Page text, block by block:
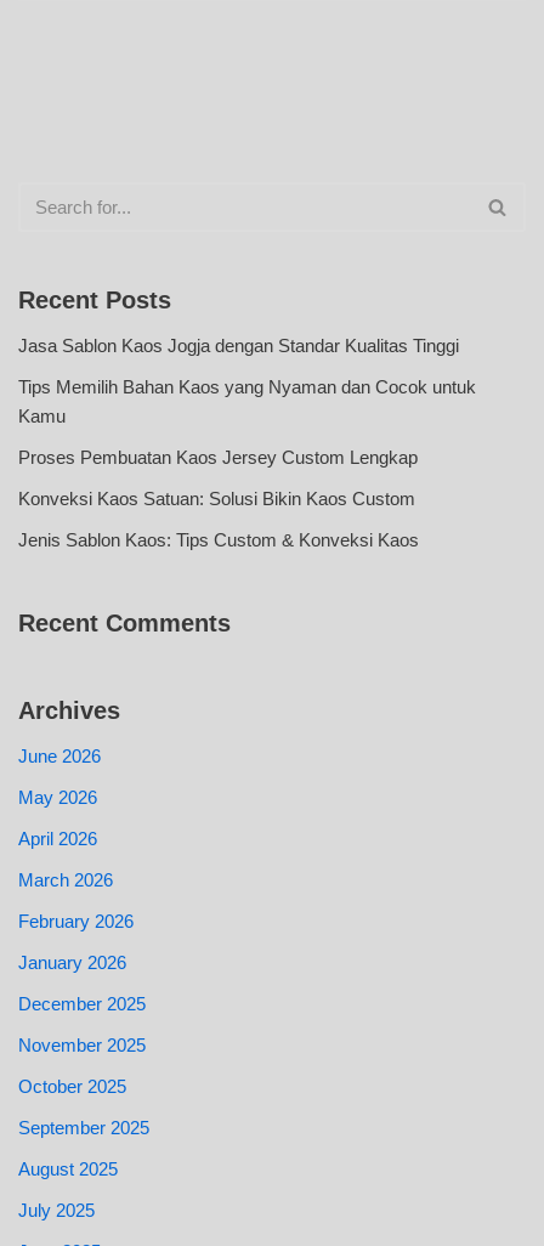
Recent Posts
Jasa Sablon Kaos Jogja dengan Standar Kualitas Tinggi
Tips Memilih Bahan Kaos yang Nyaman dan Cocok untuk
Kamu
Proses Pembuatan Kaos Jersey Custom Lengkap
Konveksi Kaos Satuan: Solusi Bikin Kaos Custom
Jenis Sablon Kaos: Tips Custom & Konveksi Kaos
Recent Comments
Archives
June 2026
May 2026
April 2026
March 2026
February 2026
January 2026
December 2025
November 2025
October 2025
September 2025
August 2025
July 2025